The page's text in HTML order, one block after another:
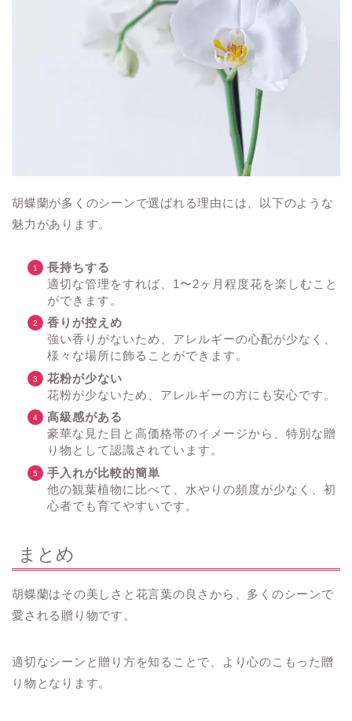
胡蝶蘭が多くのシーンで選ばれる理由には、以下のような
魅力があります。
長持ちする
適切な管理をすれば、1〜2ヶ月程度花を楽しむこと
ができます。
香りが控えめ
強い香りがないため、アレルギーの心配が少なく、
様々な場所に飾ることができます。
花粉が少ない
花粉が少ないため、アレルギーの方にも安心です。
高級感がある
豪華な見た目と高価格帯のイメージから、特別な贈
り物として認識されています。
手入れが比較的簡単
他の観葉植物に比べて、水やりの頻度が少なく、初
心者でも育てやすいです。
まとめ
胡蝶蘭はその美しさと花言葉の良さから、多くのシーンで
愛される贈り物です。
適切なシーンと贈り方を知ることで、より心のこもった贈
り物となります。